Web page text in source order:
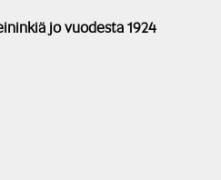
jo vuodesta 1924